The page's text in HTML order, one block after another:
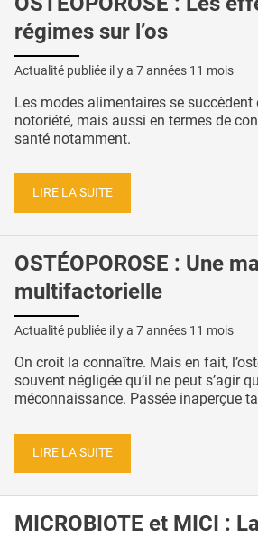
régimes sur l’os
Actualité publiée il y a 7 années 11 mois
Les modes alimentaires se succèdent
notoriété, mais aussi en termes de
santé notamment.
LIRE LA SUITE
OSTÉOPOROSE : Une
multifactorielle
Actualité publiée il y a 7 années 11 mois
On croit la connaître. Mais en fait,
souvent négligée qu’il ne peut s’agir
méconnaissance. Passée inaperçue
LIRE LA SUITE
MICROBIOTE et MICI :